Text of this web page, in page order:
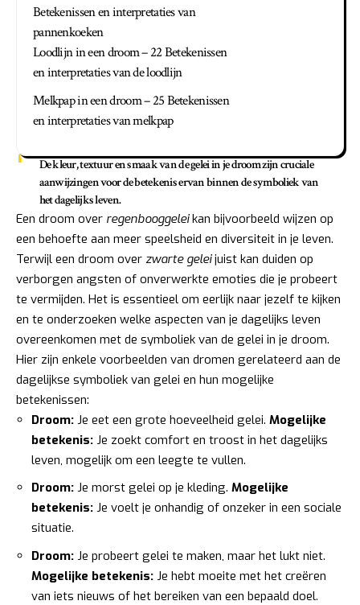
Betekenissen en interpretaties van
pannenkoeken
Loodlijn in een droom – 22 Betekenissen
en interpretaties van de loodlijn
Melkpap in een droom – 25 Betekenissen
en interpretaties van melkpap
De kleur, textuur en smaak van de gelei in je droom zijn cruciale
aanwijzingen voor de betekenis ervan binnen de symboliek van
het dagelijks leven.
Een droom over regenbooggeleikan bijvoorbeeld wijzen op
een behoefte aan meer speelsheid en diversiteit in je leven.
Terwijl een droom over zwarte geleijuist kan duiden op
verborgen angsten of onverwerkte emoties die je probeert
te vermijden. Het is essentieel om eerlijk naar jezelf te kijken
en te onderzoeken welke aspecten van je dagelijks leven
overeenkomen met de symboliek van de gelei in je droom.
Hier zijn enkele voorbeelden van dromen gerelateerd aan de
dagelijkse symboliek van gelei en hun mogelijke
betekenissen:
Droom: Je eet een grote hoeveelheid gelei. Mogelijke
betekenis: Je zoekt comfort en troost in het dagelijks
leven, mogelijk om een leegte te vullen.
Droom: Je morst gelei op je kleding. Mogelijke
betekenis: Je voelt je onhandig of onzeker in een sociale
situatie.
Droom: Je probeert gelei te maken, maar het lukt niet.
Mogelijke betekenis: Je hebt moeite met het creëren
van iets nieuws of het bereiken van een bepaald doel.